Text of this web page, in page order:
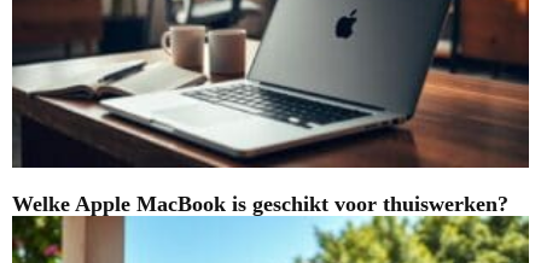
Welke Apple MacBook is geschikt voor thuiswerken?